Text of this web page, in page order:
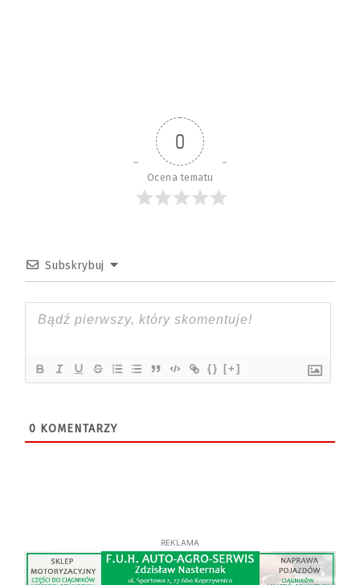
0
Ocena tematu
Subskrybuj
{} [+]
0 KOMENTARZY
REKLAMA